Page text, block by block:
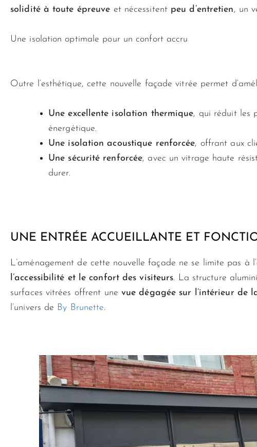
solidité à toute épreuve et nécessitent peu d’entretien, un
Une isolation optimale pour un confort accru
Outre l’esthétique, cette nouvelle façade vitrée permet
Une excellente isolation thermique, qui réduit les
énergétique.
Une isolation acoustique renforcée, offrant aux
Une sécurité renforcée, avec un vitrage haute
durer.
UNE ENTRÉE ACCUEILLANTE ET
L’aménagement de cette nouvelle façade ne se limite pas à
l’accessibilité et le confort des visiteurs. La structure
surfaces vitrées offrent une vue dégagée sur l’intérieur de
l’univers de By Brunette.